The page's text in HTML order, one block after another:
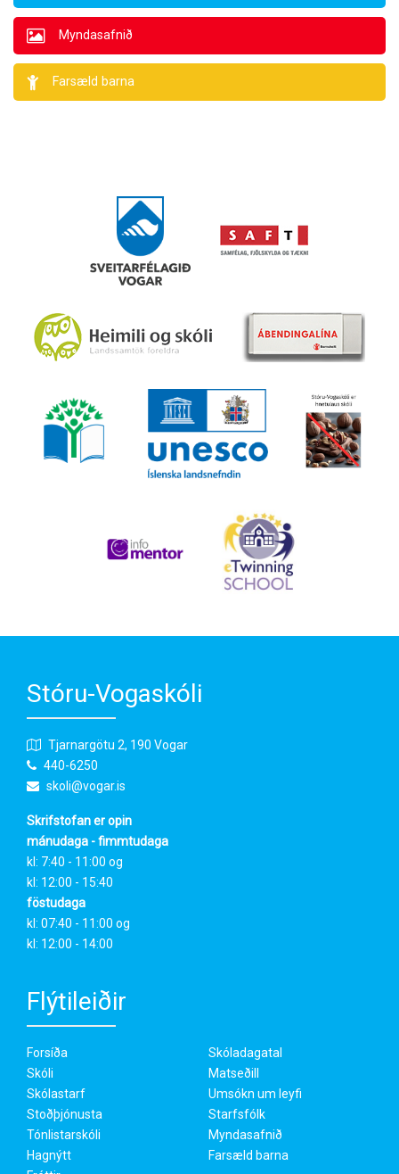
Myndasafnið
Farsæld barna
Stóru-Vogaskóli
Tjarnargötu 2, 190 Vogar
440-6250
skoli@vogar.is
Skrifstofan er opin
mánudaga - fimmtudaga
kl: 7:40 - 11:00 og
kl: 12:00 - 15:40
föstudaga
kl: 07:40 - 11:00 og
kl: 12:00 - 14:00
Flýtileiðir
Forsíða
Skóli
Skólastarf
Stoðþjónusta
Tónlistarskóli
Hagnýtt
Skóladagatal
Matseðill
Umsókn um leyfi
Starfsfólk
Myndasafnið
Farsæld barna